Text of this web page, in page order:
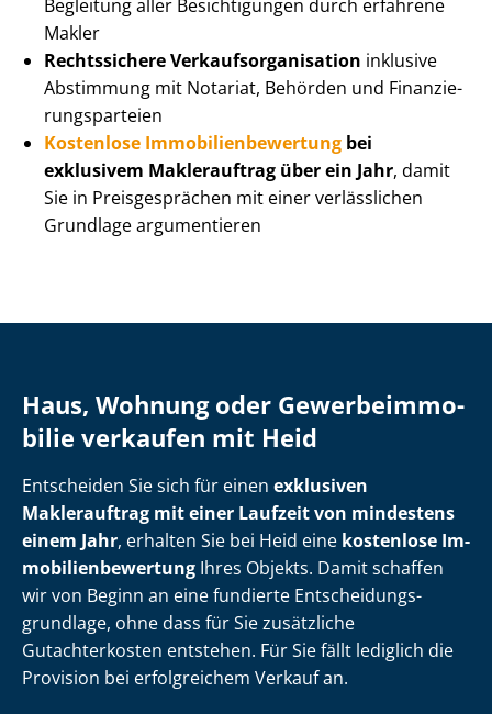
Begleitung aller Besichtigungen durch erfahrene
Makler
Rechtssichere Ver­kaufs­or­ga­ni­sa­ti­on inklusive
Abstimmung mit Notariat, Behörden und Fi­nan­zie­
rungs­par­tei­en
Kostenlose Im­mo­bi­li­en­be­wer­tung bei
exklusivem Maklerauftrag über ein Jahr, damit
Sie in Preisgesprächen mit einer verlässlichen
Grundlage argumentieren
Haus, Wohnung oder Ge­wer­be­im­mo­
bi­lie verkaufen mit Heid
Entscheiden Sie sich für einen exklusiven
Maklerauftrag mit einer Laufzeit von mindestens
einem Jahr, erhalten Sie bei Heid eine kostenlose Im­
mo­bi­li­en­be­wer­tung Ihres Objekts. Damit schaffen
wir von Beginn an eine fundierte Ent­schei­dungs­
grund­la­ge, ohne dass für Sie zusätzliche
Gutachterkosten entstehen. Für Sie fällt lediglich die
Provision bei erfolgreichem Verkauf an.